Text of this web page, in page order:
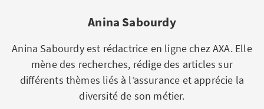
Anina Sabourdy
Anina Sabourdy est rédactrice en ligne chez AXA. Elle
mène des recherches, rédige des articles sur
différents thèmes liés à l’assurance et apprécie la
diversité de son métier.